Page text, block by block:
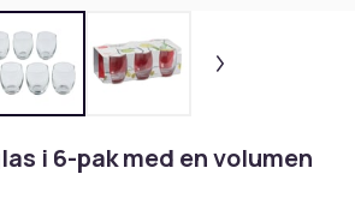
i 6-pak med en volumen